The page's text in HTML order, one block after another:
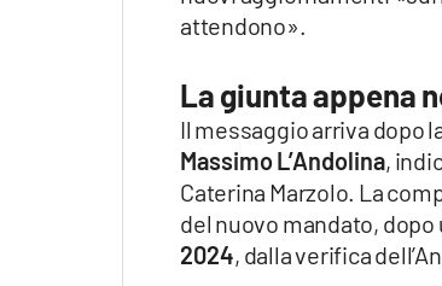
attendono».
La giunta appena
Il messaggio arriva dopo
Massimo L’Andolina,
Caterina Marzolo. La
del nuovo mandato,
2024, dalla verifica